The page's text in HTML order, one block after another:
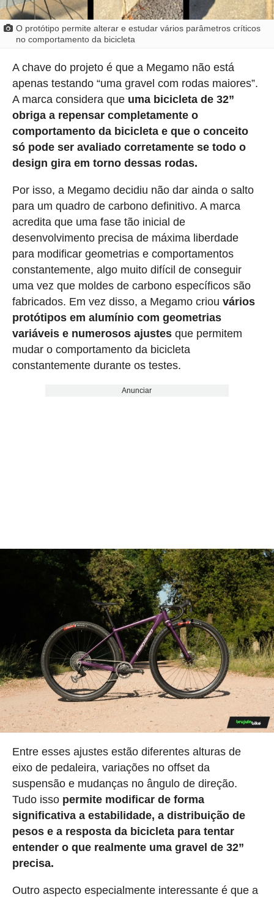
O protótipo permite alterar e estudar vários parâmetros críticos
no comportamento da bicicleta
A chave do projeto é que a Megamo não está
apenas testando “uma gravel com rodas maiores”.
A marca considera que uma bicicleta de 32”
obriga a repensar completamente o
comportamento da bicicleta e que o conceito
só pode ser avaliado corretamente se todo o
design gira em torno dessas rodas.
Por isso, a Megamo decidiu não dar ainda o salto
para um quadro de carbono definitivo. A marca
acredita que uma fase tão inicial de
desenvolvimento precisa de máxima liberdade
para modificar geometrias e comportamentos
constantemente, algo muito difícil de conseguir
uma vez que moldes de carbono específicos são
fabricados. Em vez disso, a Megamo criou vários
protótipos em alumínio com geometrias
variáveis e numerosos ajustesque permitem
mudar o comportamento da bicicleta
constantemente durante os testes.
Anunciar
Entre esses ajustes estão diferentes alturas de
eixo de pedaleira, variações no offset da
suspensão e mudanças no ângulo de direção.
Tudo isso permite modificar de forma
significativa a estabilidade, a distribuição de
pesos e a resposta da bicicleta para tentar
entender o que realmente uma gravel de 32”
precisa.
Outro aspecto especialmente interessante é que a